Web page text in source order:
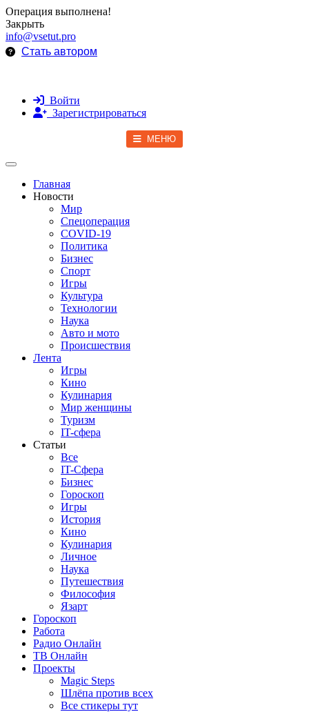
Операция выполнена!
Закрыть
info@vsetut.pro
Стать автором
Войти
Зарегистрироваться
МЕНЮ
Toggle navigation
Главная
Новости
Мир
Спецоперация
COVID-19
Политика
Бизнес
Спорт
Игры
Культура
Технологии
Наука
Авто и мото
Происшествия
Лента
Игры
Кино
Кулинария
Мир женщины
Туризм
IT-сфера
Статьи
Все
IT-Сфера
Бизнес
Гороскоп
Игры
История
Кино
Кулинария
Личное
Наука
Путешествия
Философия
Язарт
Гороскоп
Работа
Радио Онлайн
ТВ Онлайн
Проекты
Magic Steps
Шлёпа против всех
Все стикеры тут